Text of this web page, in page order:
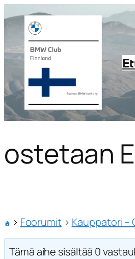
ostetaan
› Foorumit › Kauppatori –
Tämä aihe sisältää 0